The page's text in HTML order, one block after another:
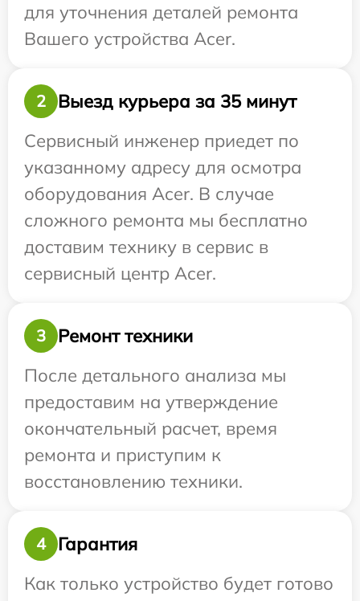
для уточнения деталей ремонта
Вашего устройства Acer.
2
Выезд курьера за 35 минут
Сервисный инженер приедет по
указанному адресу для осмотра
оборудования Acer. В случае
сложного ремонта мы бесплатно
доставим технику в сервис в
сервисный центр Acer.
3
Ремонт техники
После детального анализа мы
предоставим на утверждение
окончательный расчет, время
ремонта и приступим к
восстановлению техники.
4
Гарантия
Как только устройство будет готово